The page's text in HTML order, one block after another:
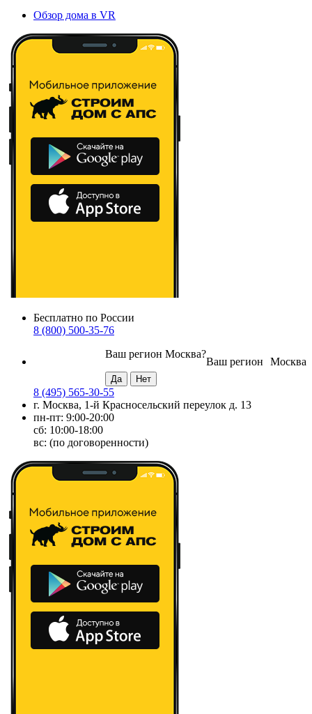
Обзор дома в VR
Бесплатно по России
8 (800) 500-35-76
Москва
Ваш регион
Ваш регион Москва?
8 (495) 565-30-55
г. Москва, 1-й Красносельский переулок д. 13
пн-пт: 9:00-20:00
сб: 10:00-18:00
вс: (по договоренности)